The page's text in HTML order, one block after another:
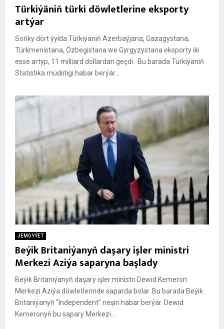
Türkiýäniň türki döwletlerine eksporty
artýar
Soňky dört ýylda Türkiýäniň Azerbaýjana, Gazagystana,
Türkmenistana, Özbegistana we Gyrgyzystana eksporty iki
esse artyp, 11 milliard dollardan geçdi. Bu barada Türkiýäniň
Statistika müdirligi habar berýär....
JEMGYÝET
Beýik Britaniýanyň daşary işler ministri
Merkezi Aziýa saparyna başlady
Beýik Britaniýanyň daşary işler ministri Dewid Kemeron
Merkezi Aziýa döwletlerinde saparda bolar. Bu barada Beýik
Britaniýanyň “Independent” neşiri habar berýär. Dewid
Kemeronyň bu sapary Merkezi...